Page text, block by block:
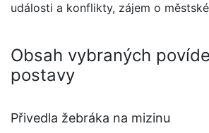
události a konflikty, zájem o
Obsah vybraných
postavy
Přivedla žebráka na mizinu